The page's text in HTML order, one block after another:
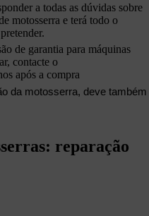
a todas as dúvidas sobre
motosserra e terá todo o
de garantia para máquinas
contacte o
após a compra
da motosserra, deve
reparação